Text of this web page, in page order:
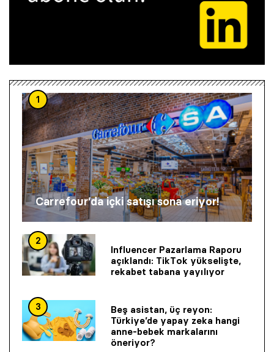
1
Carrefour’da içki satışı sona eriyor!
2
Influencer Pazarlama Raporu
açıklandı: TikTok yükselişte,
rekabet tabana yayılıyor
3
Beş asistan, üç reyon:
Türkiye’de yapay zeka hangi
anne-bebek markalarını
öneriyor?